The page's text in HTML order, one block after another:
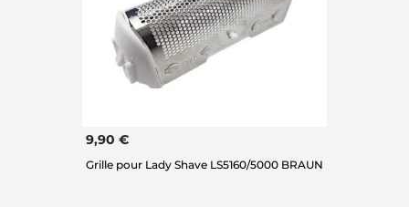
9,90 €
Grille pour Lady Shave LS5160/5000 BRAUN